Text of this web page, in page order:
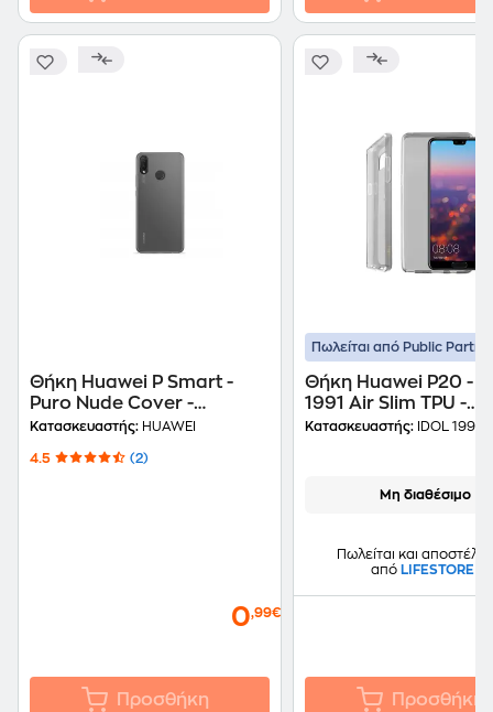
Θήκη Huawei P Smart -
Puro Nude Cover -
Transparent
Κατασκευαστής: HUAWEI
4.5 (2)
0,99€
Προσθήκη
Πωλείται από Public
Θήκη Huawei P20 -
1991 Air Slim TPU -
Διάφανο Γκρι
Κατασκευαστής: IDOL 1991
Μη διαθέσιμο
Πωλείται και
από LIFESTORE
Προσθήκη